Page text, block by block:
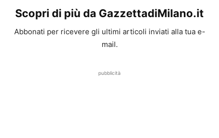
Scopri di più da GazzettadiMilano.it
Abbonati per ricevere gli ultimi articoli inviati alla tua e-
mail.
pubblicità